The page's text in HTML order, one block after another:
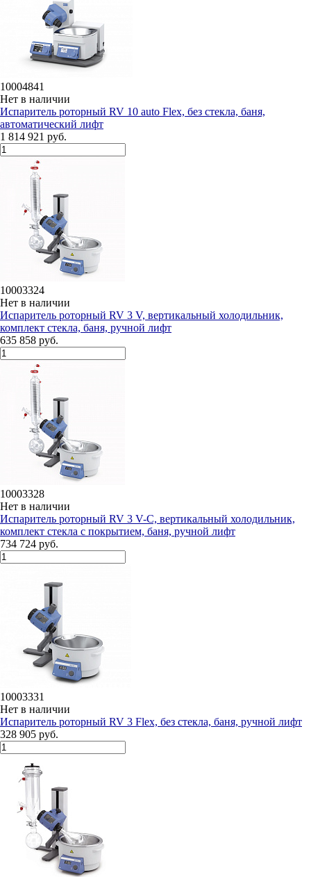
10004841
Нет в наличии
Испаритель роторный RV 10 auto Flex, без стекла, баня,
автоматический лифт
1 814 921 руб.
10003324
Нет в наличии
Испаритель роторный RV 3 V, вертикальный холодильник,
комплект стекла, баня, ручной лифт
635 858 руб.
10003328
Нет в наличии
Испаритель роторный RV 3 V-C, вертикальный холодильник,
комплект стекла c покрытием, баня, ручной лифт
734 724 руб.
10003331
Нет в наличии
Испаритель роторный RV 3 Flex, без стекла, баня, ручной лифт
328 905 руб.